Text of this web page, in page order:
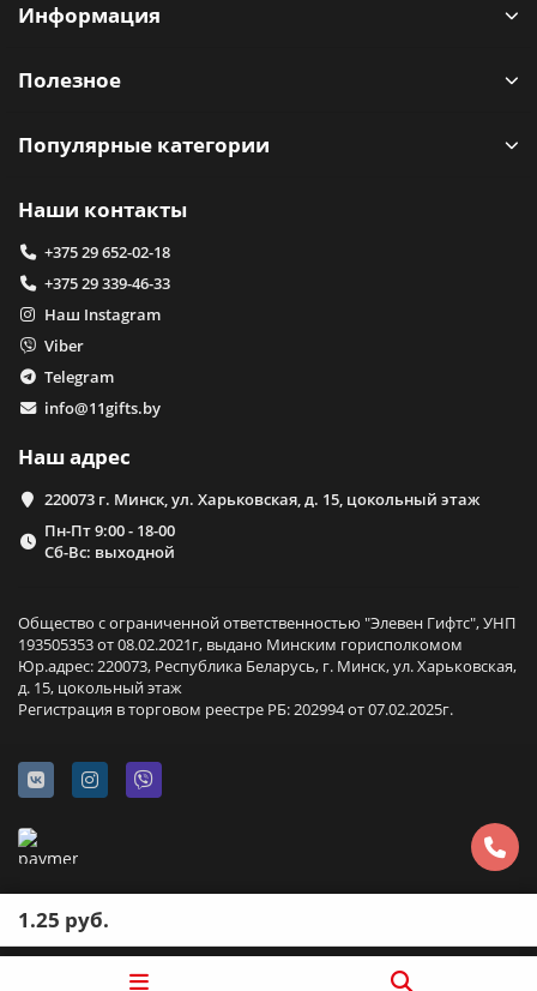
Информация
Полезное
Популярные категории
Наши контакты
+375 29 652-02-18
+375 29 339-46-33
Наш Instagram
Viber
Telegram
info@11gifts.by
Наш адрес
220073 г. Минск, ул. Харьковская, д. 15, цокольный этаж
Пн-Пт 9:00 - 18-00
Сб-Вс: выходной
Общество с ограниченной ответственностью "Элевен Гифтс", УНП
193505353 от 08.02.2021г, выдано Минским горисполкомом
Юр.адрес: 220073, Республика Беларусь, г. Минск, ул. Харьковская,
д. 15, цокольный этаж
Регистрация в торговом реестре РБ: 202994 от 07.02.2025г.
1.25 руб.